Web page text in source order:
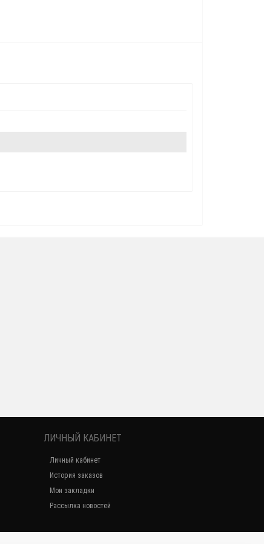
ЛИЧНЫЙ КАБИНЕТ
Личный кабинет
История заказов
Мои закладки
Рассылка новостей